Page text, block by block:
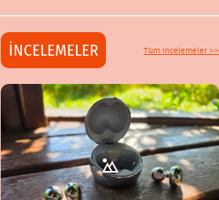
İNCELEMELER Tüm incelemeler >>